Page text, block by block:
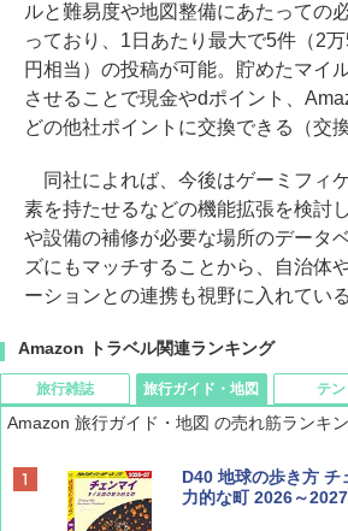
ルと難易度や地図整備にあたっての
っており、1日あたり最大で5件（2
円相当）の投稿が可能。貯めたマイ
させることで現金やdポイント、
どの他社ポイントに交換できる（交
同社によれば、今後はゲーミフィ
素を持たせるなどの機能拡張を検討
や設備の補修が必要な場所のデータ
ズにもマッチすることから、自治体
ーションとの連携も視野に入れている
Amazon トラベル関連ランキング
旅行雑誌
ディズニーファン
誌] (ＤＩＳＮＥＹ
旅行ガイド・地図
Amazon 旅行ガイド・地図 の売れ筋ランキ
D40 地球の歩き方 チ
力的な町 2026～
テン